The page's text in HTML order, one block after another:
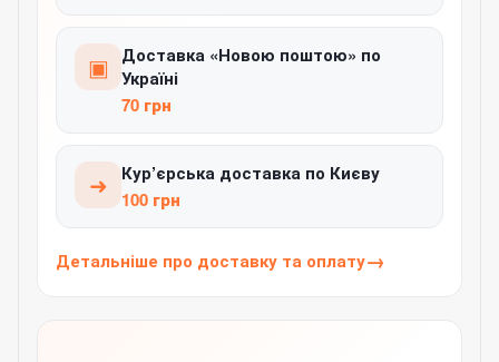
▣
Доставка «Новою поштою» по
Україні
70 грн
➜
Кур’єрська доставка по Києву
100 грн
Детальніше про доставку та оплату